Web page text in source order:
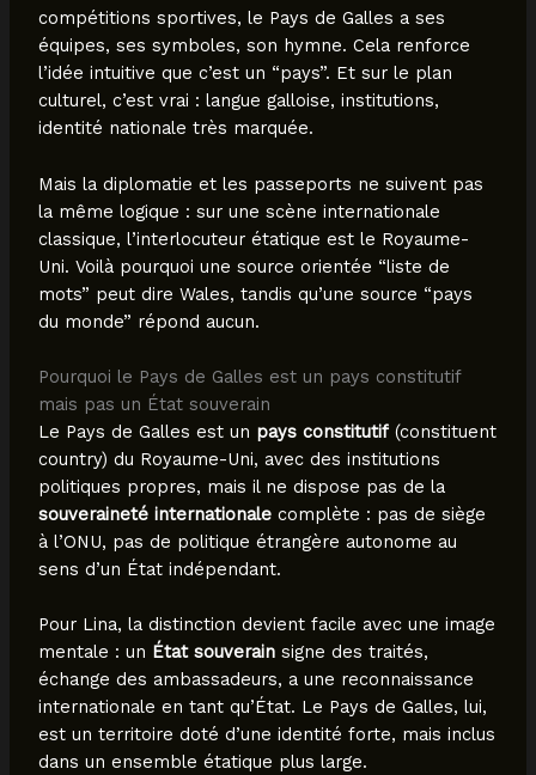
compétitions sportives, le Pays de Galles a ses
équipes, ses symboles, son hymne. Cela renforce
l’idée intuitive que c’est un “pays”. Et sur le plan
culturel, c’est vrai : langue galloise, institutions,
identité nationale très marquée.
Mais la diplomatie et les passeports ne suivent pas
la même logique : sur une scène internationale
classique, l’interlocuteur étatique est le Royaume-
Uni. Voilà pourquoi une source orientée “liste de
mots” peut dire Wales, tandis qu’une source “pays
du monde” répond aucun.
Pourquoi le Pays de Galles est un pays constitutif
mais pas un État souverain
Le Pays de Galles est un pays constitutif(constituent
country) du Royaume-Uni, avec des institutions
politiques propres, mais il ne dispose pas de la
souveraineté internationalecomplète : pas de siège
à l’ONU, pas de politique étrangère autonome au
sens d’un État indépendant.
Pour Lina, la distinction devient facile avec une image
mentale : un État souverainsigne des traités,
échange des ambassadeurs, a une reconnaissance
internationale en tant qu’État. Le Pays de Galles, lui,
est un territoire doté d’une identité forte, mais inclus
dans un ensemble étatique plus large.